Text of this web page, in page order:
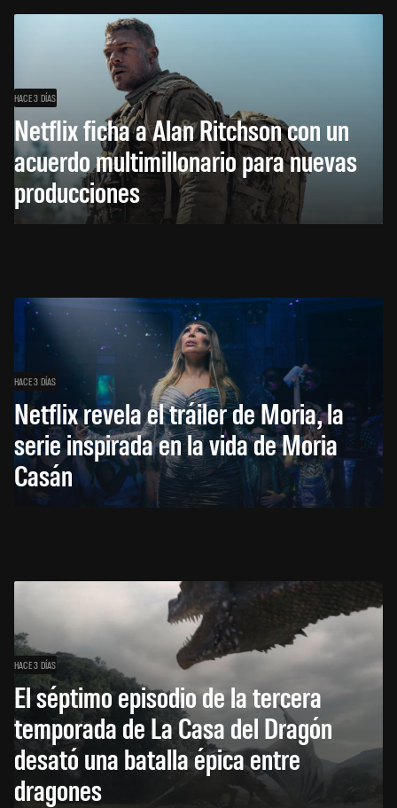
HACE 3 DÍAS
Netflix ficha a Alan Ritchson con un
acuerdo multimillonario para nuevas
producciones
HACE 3 DÍAS
Netflix revela el tráiler de Moria, la
serie inspirada en la vida de Moria
Casán
HACE 3 DÍAS
El séptimo episodio de la tercera
temporada de La Casa del Dragón
desató una batalla épica entre
dragones